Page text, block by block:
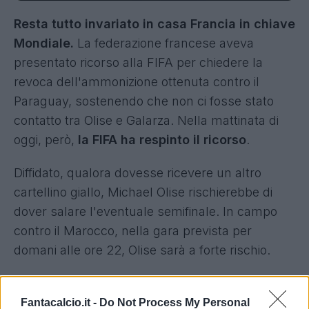
Fantacalcio.it - Do Not Process My Personal
Resta tutto invariato in casa Francia in chiave
Mondiale. La federazione francese aveva
presentato ricorso alla FIFA per chiedere la
revoca dell'ammonizione ottenuta contro il
Paraguay, sostenendo che non ci fosse stato
contatto tra Olise e Galarza. Nella mattinata di
oggi, però, la FIFA ha respinto il ricorso.
Diffidato, qualora dovesse ricevere un altro
cartellino giallo, Michael Olise rischierebbe di
dover salare l'eventuale semifinale. In campo
contro il Marocco, nella gara prevista per
domani alle ore 22, Olise sarà a forte rischio.